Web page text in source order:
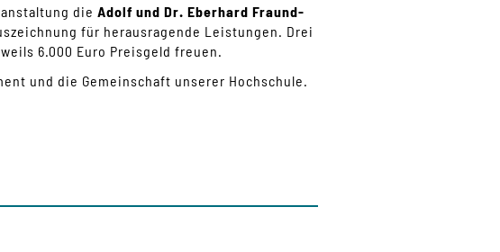
die Adolf und Dr. Eberhard Fraund-
für herausragende Leistungen. Drei
6.000 Euro Preisgeld freuen.
und die Gemeinschaft unserer Hochschule.